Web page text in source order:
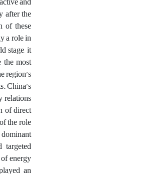
after the
of these
a role in
stage, it
most
region’s
China’s
relations
of direct
the role
energy
an